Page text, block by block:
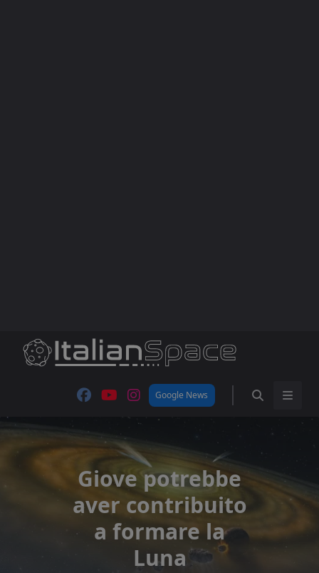
Google News
Giove potrebbe
aver contribuito
a formare la
Luna